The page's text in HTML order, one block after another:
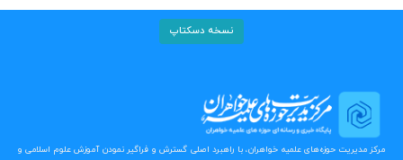
نسخه دسکتاپ
مرکز مدیریت حوزه‌های علمیه خواهران، با راهبرد اصلی گسترش و فراگیر نمودن آموزش علوم اسلامی و